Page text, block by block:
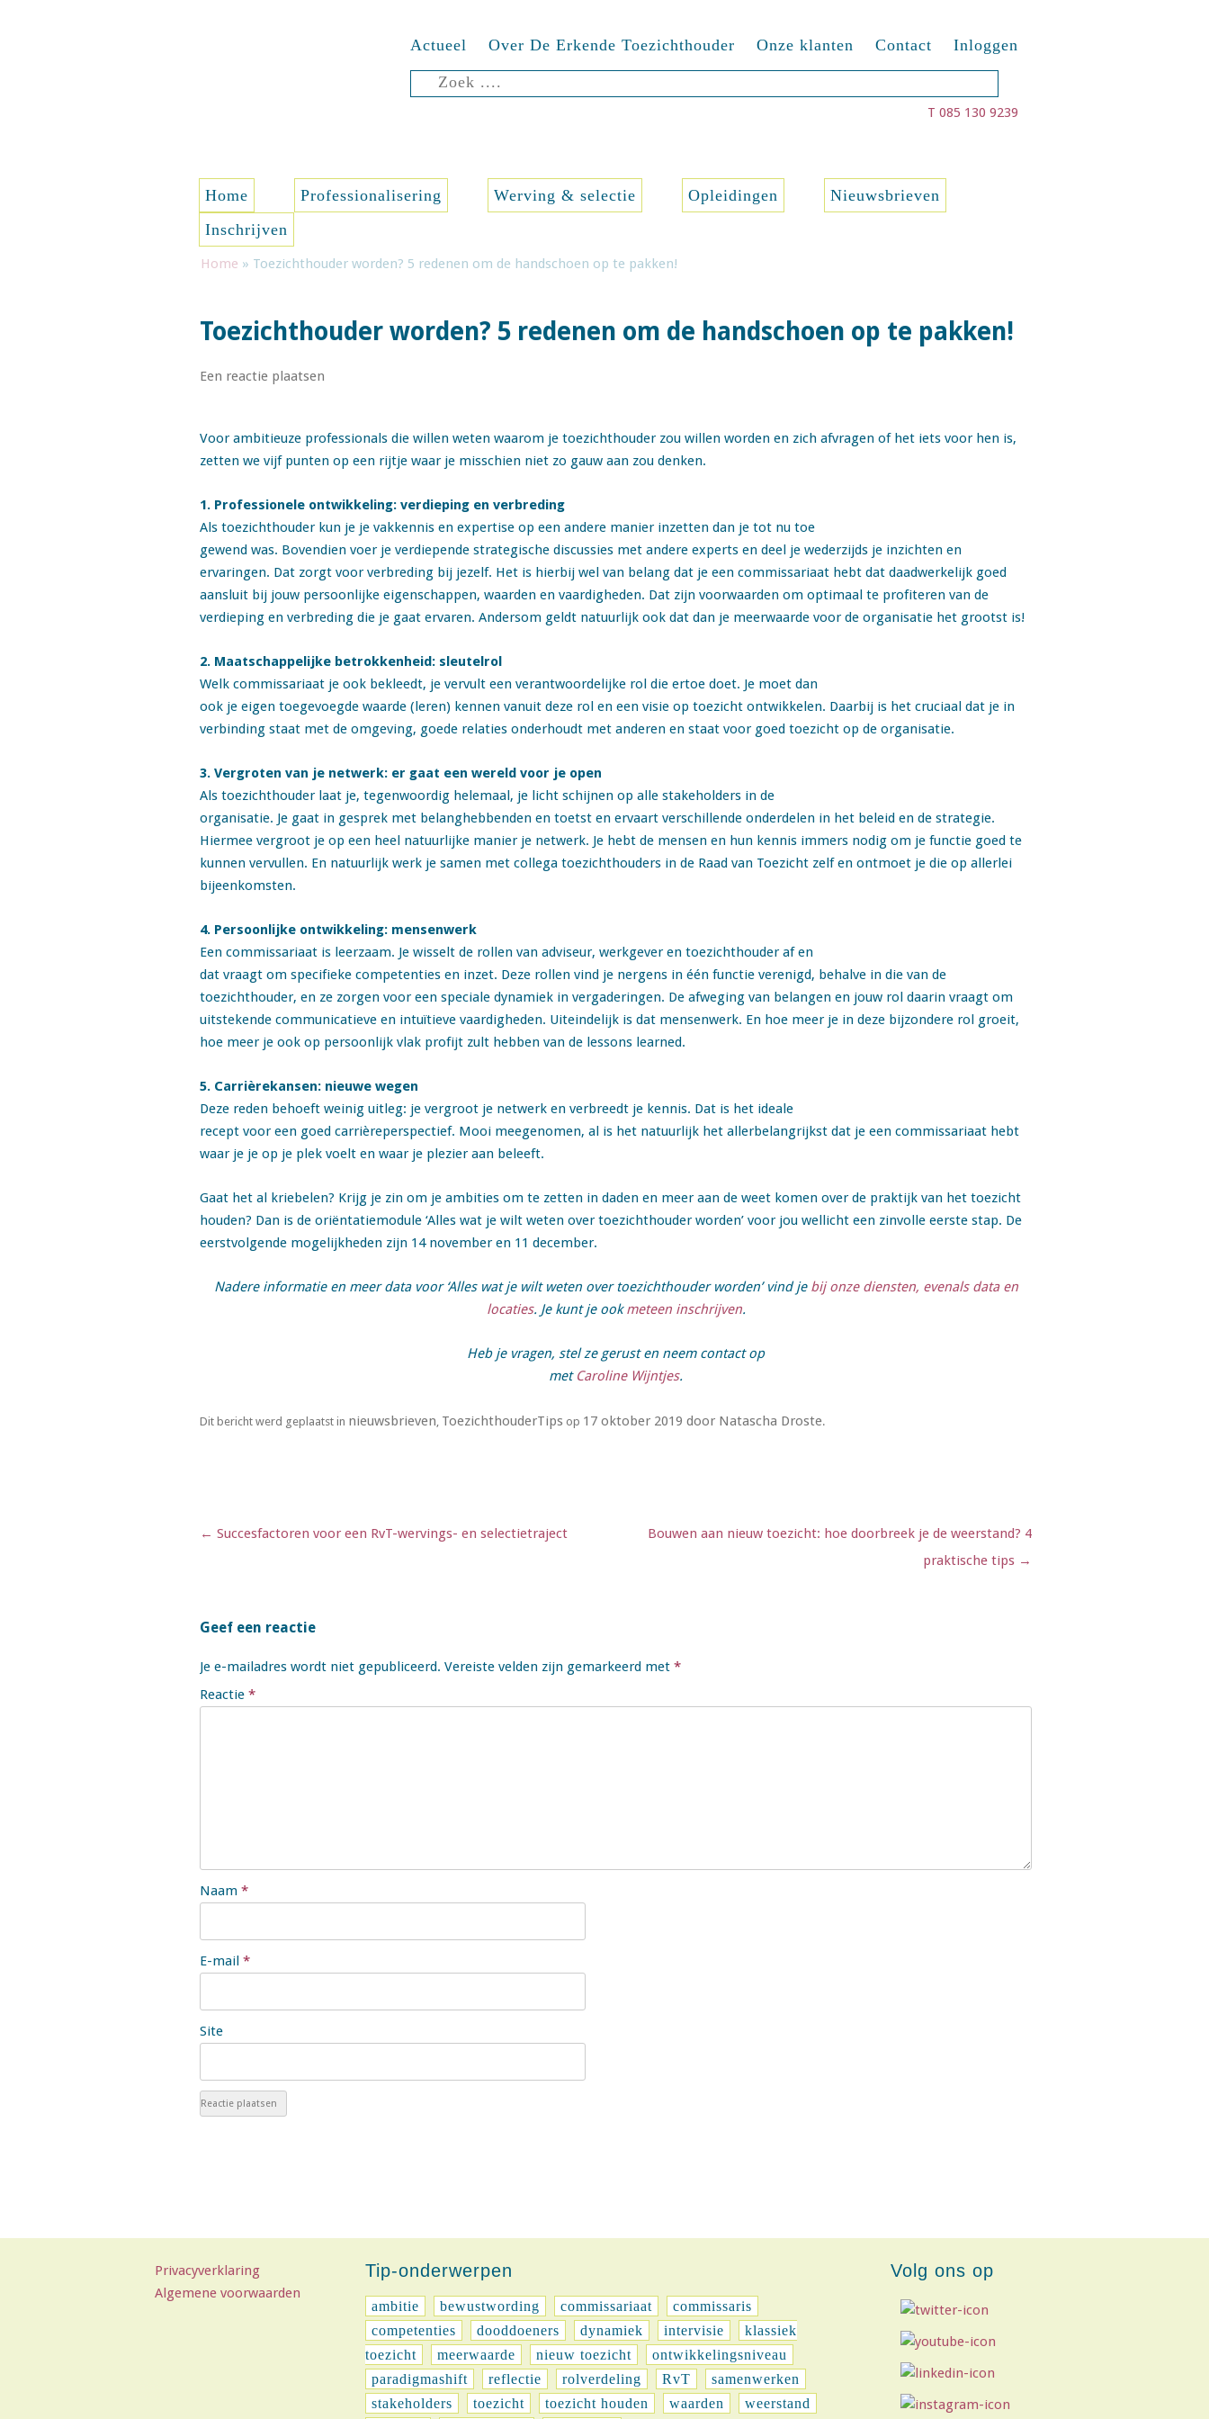
Actueel Over De Erkende Toezichthouder Onze klanten Contact Inloggen
Zoeken
naar:
T 085 130 9239
Home Professionalisering Werving & selectie Opleidingen
Nieuwsbrieven
Inschrijven
Home » Toezichthouder worden? 5 redenen om de handschoen op te pakken!
Toezichthouder worden? 5 redenen om de handschoen op te pakken!
Een reactie plaatsen
Voor ambitieuze professionals die willen weten waarom je toezichthouder zou willen worden en zich afvragen of het iets voor hen is,
zetten we vijf punten op een rijtje waar je misschien niet zo gauw aan zou denken.
1. Professionele ontwikkeling: verdieping en verbreding
Als toezichthouder kun je je vakkennis en expertise op een andere manier inzetten dan je tot nu toe
gewend was. Bovendien voer je verdiepende strategische discussies met andere experts en deel je wederzijds je inzichten en
ervaringen. Dat zorgt voor verbreding bij jezelf. Het is hierbij wel van belang dat je een commissariaat hebt dat daadwerkelijk goed
aansluit bij jouw persoonlijke eigenschappen, waarden en vaardigheden. Dat zijn voorwaarden om optimaal te profiteren van de
verdieping en verbreding die je gaat ervaren. Andersom geldt natuurlijk ook dat dan je meerwaarde voor de organisatie het grootst is!
2. Maatschappelijke betrokkenheid: sleutelrol
Welk commissariaat je ook bekleedt, je vervult een verantwoordelijke rol die ertoe doet. Je moet dan
ook je eigen toegevoegde waarde (leren) kennen vanuit deze rol en een visie op toezicht ontwikkelen. Daarbij is het cruciaal dat je in
verbinding staat met de omgeving, goede relaties onderhoudt met anderen en staat voor goed toezicht op de organisatie.
3. Vergroten van je netwerk: er gaat een wereld voor je open
Als toezichthouder laat je, tegenwoordig helemaal, je licht schijnen op alle stakeholders in de
organisatie. Je gaat in gesprek met belanghebbenden en toetst en ervaart verschillende onderdelen in het beleid en de strategie.
Hiermee vergroot je op een heel natuurlijke manier je netwerk. Je hebt de mensen en hun kennis immers nodig om je functie goed te
kunnen vervullen. En natuurlijk werk je samen met collega toezichthouders in de Raad van Toezicht zelf en ontmoet je die op allerlei
bijeenkomsten.
4. Persoonlijke ontwikkeling: mensenwerk
Een commissariaat is leerzaam. Je wisselt de rollen van adviseur, werkgever en toezichthouder af en
dat vraagt om specifieke competenties en inzet. Deze rollen vind je nergens in één functie verenigd, behalve in die van de
toezichthouder, en ze zorgen voor een speciale dynamiek in vergaderingen. De afweging van belangen en jouw rol daarin vraagt om
uitstekende communicatieve en intuïtieve vaardigheden. Uiteindelijk is dat mensenwerk. En hoe meer je in deze bijzondere rol groeit,
hoe meer je ook op persoonlijk vlak profijt zult hebben van de lessons learned.
5. Carrièrekansen: nieuwe wegen
Deze reden behoeft weinig uitleg: je vergroot je netwerk en verbreedt je kennis. Dat is het ideale
recept voor een goed carrièreperspectief. Mooi meegenomen, al is het natuurlijk het allerbelangrijkst dat je een commissariaat hebt
waar je je op je plek voelt en waar je plezier aan beleeft.
Gaat het al kriebelen? Krijg je zin om je ambities om te zetten in daden en meer aan de weet komen over de praktijk van het toezicht
houden? Dan is de oriëntatiemodule ‘Alles wat je wilt weten over toezichthouder worden’ voor jou wellicht een zinvolle eerste stap. De
eerstvolgende mogelijkheden zijn 14 november en 11 december.
Nadere informatie en meer data voor ‘Alles wat je wilt weten over toezichthouder worden’ vind je bij onze diensten, evenals data en
locaties. Je kunt je ookmeteen inschrijven.
Heb je vragen, stel ze gerust en neem contact op
met Caroline Wijntjes.
Dit bericht werd geplaatst in nieuwsbrieven, ToezichthouderTips op 17 oktober 2019 door Natascha Droste.
Berichtnavigatie
← Succesfactoren voor een RvT-wervings- en selectietraject
Bouwen aan nieuw toezicht: hoe doorbreek je de weerstand? 4
praktische tips →
Geef een reactie
Je e-mailadres wordt niet gepubliceerd. Vereiste velden zijn gemarkeerd met *
Reactie *
Naam *
E-mail *
Site
Privacyverklaring
Algemene voorwaarden
Tip-onderwerpen
ambitie bewustwording commissariaat
commissaris
competenties
dooddoeners dynamiek intervisie
klassiek
toezicht
meerwaarde nieuw toezicht
ontwikkelingsniveau
paradigmashift
reflectie rolverdeling RvT
samenwerken
stakeholders
toezicht toezicht houden waarden weerstand
Volg ons op